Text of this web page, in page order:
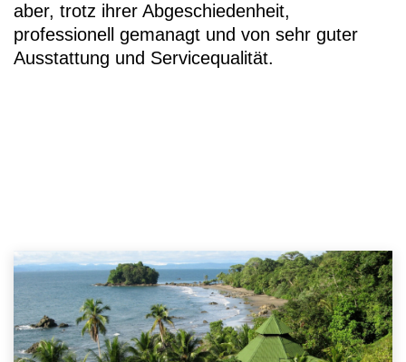
aber, trotz ihrer Abgeschiedenheit,
professionell gemanagt und von sehr guter
Ausstattung und Servicequalität.